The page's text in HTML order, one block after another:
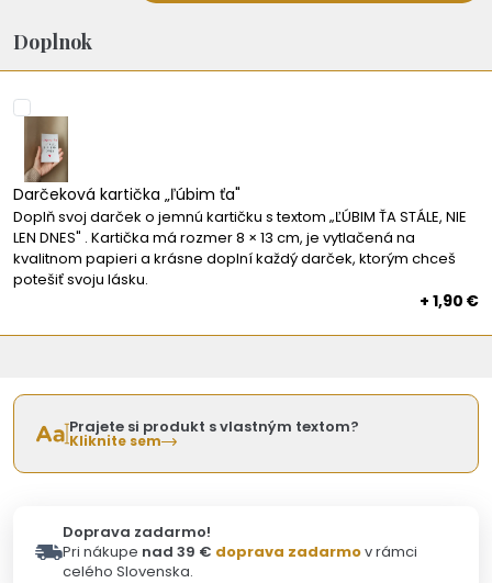
Doplnok
Darčeková kartička „ľúbim ťa"
Doplň svoj darček o jemnú kartičku s textom „ĽÚBIM ŤA STÁLE, NIE
LEN DNES" . Kartička má rozmer 8 × 13 cm, je vytlačená na
kvalitnom papieri a krásne doplní každý darček, ktorým chceš
potešiť svoju lásku.
+ 1,90 €
Prajete si produkt s vlastným textom?
Kliknite sem
Doprava zadarmo!
Pri nákupe nad 39 € doprava zadarmov rámci
celého Slovenska.